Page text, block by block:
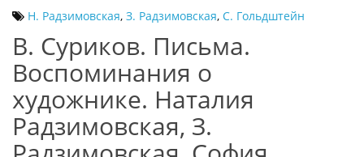
Н. Радзимовская, З. Радзимовская, С. Гольдштейн
В. Суриков. Письма.
Воспоминания о
художнике. Наталия
Радзимовская, З.